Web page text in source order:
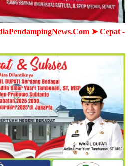
➤ Cepat - Akurat -